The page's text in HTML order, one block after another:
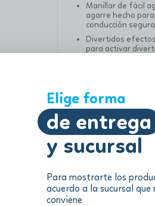
Elige forma
de entrega
y sucursal
Para mostrarte los
acuerdo a la sucursal que
conviene
Manillar de fácil
agarre hecho
conducción segura
Divertidos
para activar
Patrol para que
Diversión de
hasta 35 libras
supervisión de un
pulgadas de alto
Información